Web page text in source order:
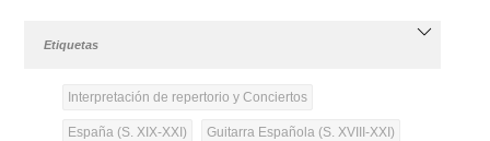
Etiquetas
Interpretación de repertorio y Conciertos
España (S. XIX-XXI) Guitarra Española (S. XVIII-XXI)